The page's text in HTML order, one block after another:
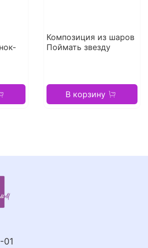
Композиция из шаров
Поймать звезду
В корзину
01